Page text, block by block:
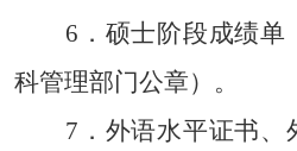
6 ． 硕士阶段成绩单
科管理部门公章）。
7 ． 外语水平证书、